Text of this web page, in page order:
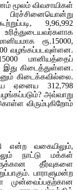
மூலம் விவசாயிகள்
9,96,992
ரூ.15000,
வழங்கப்படவுள்ளன.
மானியத்தைப்
இது கிடைத்துள்ளன.
கிடைக்கவில்லை.
ஏனைய 312,798
அவ்வாறு
விரும்புகிறோம்
என்ற வகையிலும்,
நாட்டு மக்கள்
தீர்வுகளை
பாராளுமன்ற
முன்வைப்பதற்கான